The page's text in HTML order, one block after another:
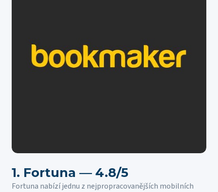
1. Fortuna — 4.8/5
Fortuna nabízí jednu z nejpropracovanějších mobilních